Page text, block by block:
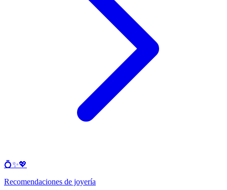
💍✨💖
Recomendaciones de joyería